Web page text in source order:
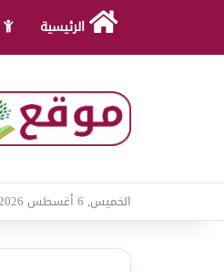
الرئيسية
الخميس, 6 أغسطس 2026